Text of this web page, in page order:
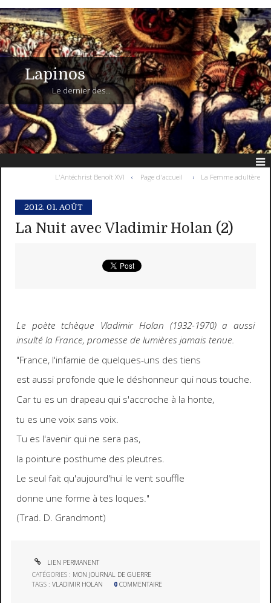
Lapinos
Le dernier des...
L'Antéchrist Benoît XVI Page d'accueil La Femme adultère
2012. 01. AOÛT
La Nuit avec Vladimir Holan (2)
Le poète tchèque Vladimir Holan (1932-1970) a aussi
insulté la France, promesse de lumières jamais tenue.
"France, l'infamie de quelques-uns des tiens
est aussi profonde que le déshonneur qui nous touche.
Car tu es un drapeau qui s'accroche à la honte,
tu es une voix sans voix.
Tu es l'avenir qui ne sera pas,
la pointure posthume des pleutres.
Le seul fait qu'aujourd'hui le vent souffle
donne une forme à tes loques."
(Trad. D. Grandmont)
LIEN PERMANENT
CATÉGORIES : MON JOURNAL DE GUERRE
TAGS :VLADIMIR HOLAN 0 COMMENTAIRE